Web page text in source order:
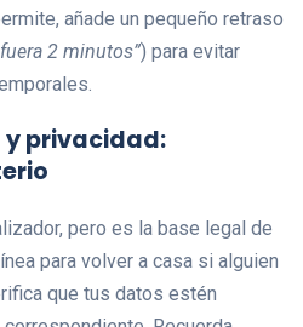
añade un pequeño retraso
2 minutos”) para evitar
y privacidad:
pero es la base legal de
para volver a casa si alguien
que tus datos estén